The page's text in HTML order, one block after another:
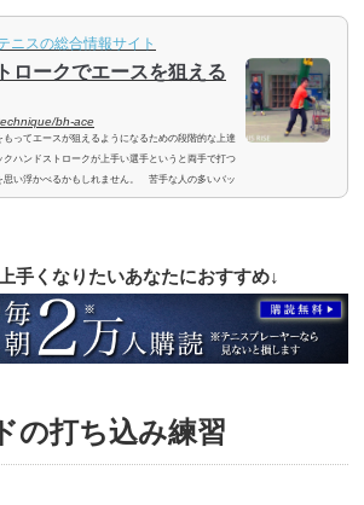
ニスの総合情報サイト
ロークでエースを狙える
bh-ace
ってエースが狙えるようになるための段階的な上達
ハンドストロークが上手い選手というと両手で打つ
思い浮かべるかもしれません。 苦手な人の多いバッ
ハンドストロークに比べて球の威力は出しにくくて
手くなりたいあなたにおすすめ↓
の打ち込み練習